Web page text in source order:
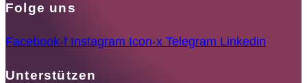
Folge uns
Facebook-f Instagram Icon-x Telegram Linkedin
Unterstützen